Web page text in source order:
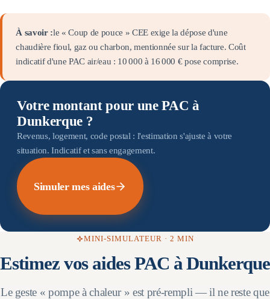
À savoir :le « Coup de pouce » CEE exige la dépose d'une
chaudière fioul, gaz ou charbon, mentionnée sur la facture. Coût
indicatif d'une PAC air/eau : 10 000 à 16 000 € pose comprise.
Votre montant pour une PAC à
Dunkerque ?
Revenus, logement, code postal : l'estimation s'ajuste à votre
situation. Indicatif et sans engagement.
Simuler mes aides
MINI-SIMULATEUR · 2 MIN
Estimez vos aides PAC àDunkerque
Le geste « pompe à chaleur » est pré-rempli — il ne reste que